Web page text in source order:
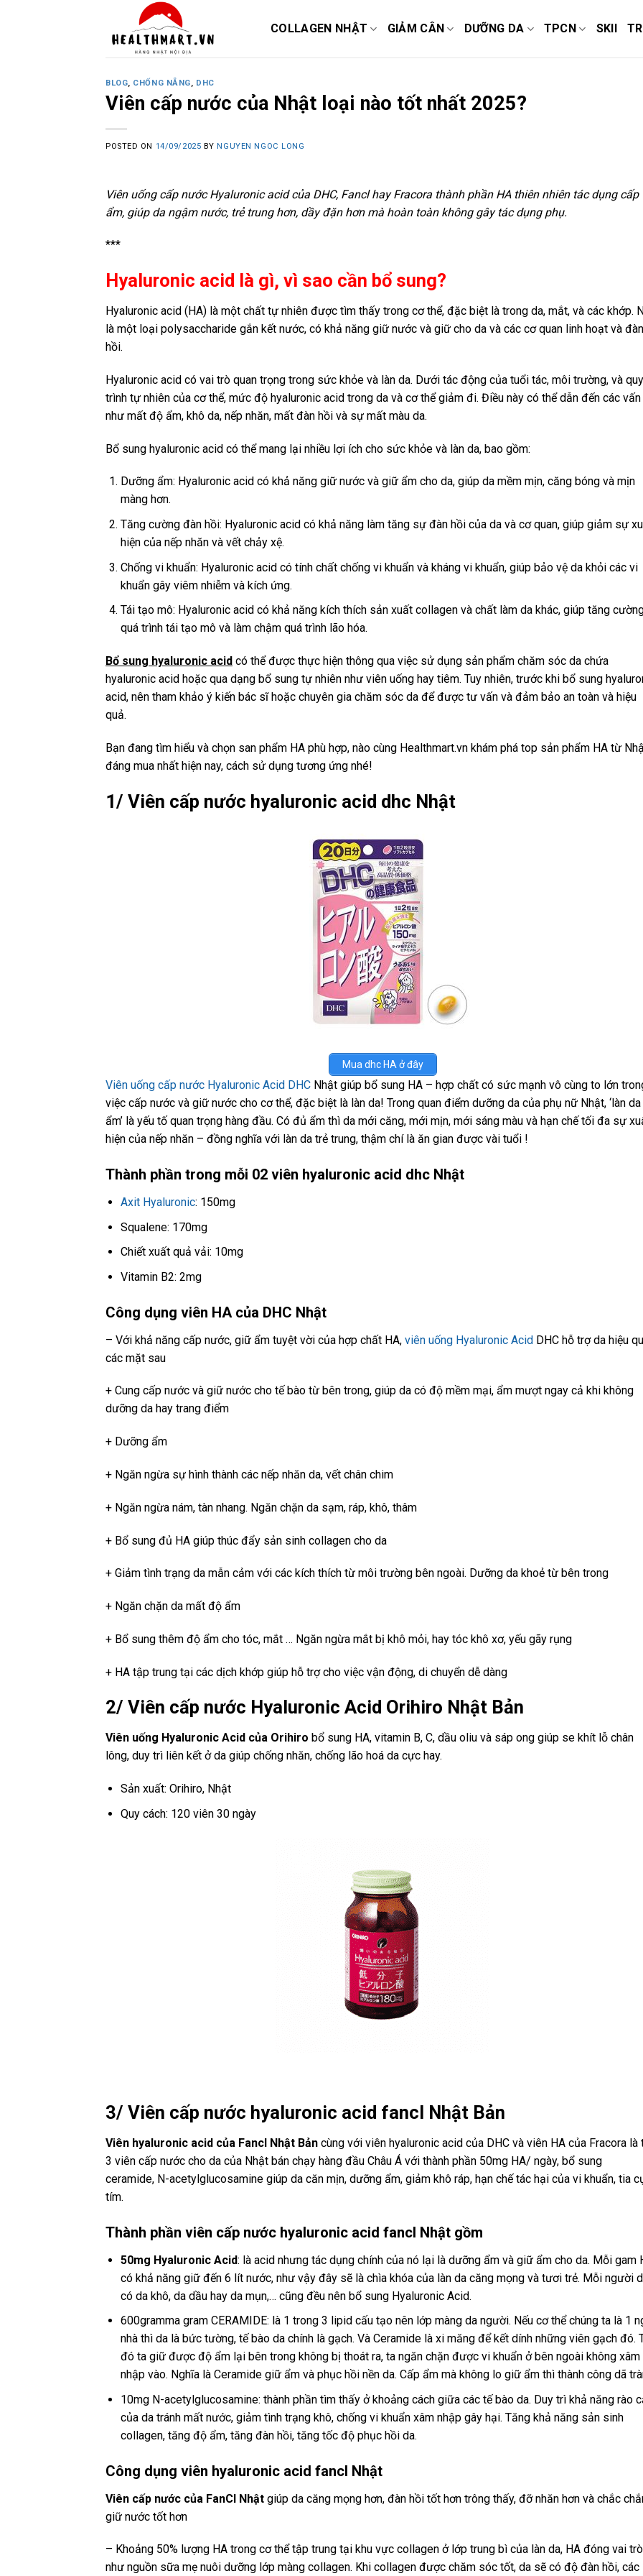
COLLAGEN NHẬT GIẢM CÂN DƯỠNG DA TPCN SKII
BLOG, CHỐNG NẴNG, DHC
Viên cấp nước của Nhật loại nào tốt nhất 2025?
POSTED ON 14/09/2025 BY NGUYEN NGOC LONG
Viên uống cấp nước Hyaluronic acid của DHC, Fancl hay Fracora thành phần HA thiên nhiên tác dụng cấp
ẩm, giúp da ngậm nước, trẻ trung hơn, dầy đặn hơn mà hoàn toàn không gây tác dụng phụ.
***
Hyaluronic acid là gì, vì sao cần bổ sung?
Hyaluronic acid (HA) là một chất tự nhiên được tìm thấy trong cơ thể, đặc biệt là trong da, mắt, và các khớp.
là một loại polysaccharide gắn kết nước, có khả năng giữ nước và giữ cho da và các cơ quan linh hoạt và đàn
hồi.
Hyaluronic acid có vai trò quan trọng trong sức khỏe và làn da. Dưới tác động của tuổi tác, môi trường, và quy
trình tự nhiên của cơ thể, mức độ hyaluronic acid trong da và cơ thể giảm đi. Điều này có thể dẫn đến các
như mất độ ẩm, khô da, nếp nhăn, mất đàn hồi và sự mất màu da.
Bổ sung hyaluronic acid có thể mang lại nhiều lợi ích cho sức khỏe và làn da, bao gồm:
Dưỡng ẩm: Hyaluronic acid có khả năng giữ nước và giữ ẩm cho da, giúp da mềm mịn, căng bóng và mịn
màng hơn.
Tăng cường đàn hồi: Hyaluronic acid có khả năng làm tăng sự đàn hồi của da và cơ quan, giúp giảm sự
hiện của nếp nhăn và vết chảy xệ.
Chống vi khuẩn: Hyaluronic acid có tính chất chống vi khuẩn và kháng vi khuẩn, giúp bảo vệ da khỏi các vi
khuẩn gây viêm nhiễm và kích ứng.
Tái tạo mô: Hyaluronic acid có khả năng kích thích sản xuất collagen và chất làm da khác, giúp tăng
quá trình tái tạo mô và làm chậm quá trình lão hóa.
Bổ sung hyaluronic acid có thể được thực hiện thông qua việc sử dụng sản phẩm chăm sóc da chứa
hyaluronic acid hoặc qua dạng bổ sung tự nhiên như viên uống hay tiêm. Tuy nhiên, trước khi bổ sung
acid, nên tham khảo ý kiến bác sĩ hoặc chuyên gia chăm sóc da để được tư vấn và đảm bảo an toàn và hiệu
quả.
Bạn đang tìm hiểu và chọn san phẩm HA phù hợp, nào cùng Healthmart.vn khám phá top sản phẩm HA từ
đáng mua nhất hiện nay, cách sử dụng tương ứng nhé!
1/ Viên cấp nước hyaluronic acid dhc Nhật
Mua dhc HA ở đây
Viên uống cấp nước Hyaluronic Acid DHC Nhật giúp bổ sung HA – hợp chất có sức mạnh vô cùng to lớn
việc cấp nước và giữ nước cho cơ thể, đặc biệt là làn da! Trong quan điểm dưỡng da của phụ nữ Nhật, ‘làn
ẩm’ là yếu tố quan trọng hàng đầu. Có đủ ẩm thì da mới căng, mới mịn, mới sáng màu và hạn chế tối đa sự
hiện của nếp nhăn – đồng nghĩa với làn da trẻ trung, thậm chí là ăn gian được vài tuổi !
Thành phần trong mỗi 02 viên hyaluronic acid dhc Nhật
Axit Hyaluronic: 150mg
Squalene: 170mg
Chiết xuất quả vải: 10mg
Vitamin B2: 2mg
Công dụng viên HA của DHC Nhật
– Với khả năng cấp nước, giữ ẩm tuyệt vời của hợp chất HA, viên uống Hyaluronic Acid DHC hỗ trợ da hiệu
các mặt sau
+ Cung cấp nước và giữ nước cho tế bào từ bên trong, giúp da có độ mềm mại, ẩm mượt ngay cả khi không
dưỡng da hay trang điểm
+ Dưỡng ẩm
+ Ngăn ngừa sự hình thành các nếp nhăn da, vết chân chim
+ Ngăn ngừa nám, tàn nhang. Ngăn chặn da sạm, ráp, khô, thâm
+ Bổ sung đủ HA giúp thúc đẩy sản sinh collagen cho da
+ Giảm tình trạng da mẫn cảm với các kích thích từ môi trường bên ngoài. Dưỡng da khoẻ từ bên trong
+ Ngăn chặn da mất độ ẩm
+ Bổ sung thêm độ ẩm cho tóc, mắt … Ngăn ngừa mắt bị khô mỏi, hay tóc khô xơ, yếu gãy rụng
+ HA tập trung tại các dịch khớp giúp hỗ trợ cho việc vận động, di chuyển dễ dàng
2/ Viên cấp nước Hyaluronic Acid Orihiro Nhật Bản
Viên uống Hyaluronic Acid của Orihiro bổ sung HA, vitamin B, C, dầu oliu và sáp ong giúp se khít lỗ chân
lông, duy trì liên kết ở da giúp chống nhăn, chống lão hoá da cực hay.
Sản xuất: Orihiro, Nhật
Quy cách: 120 viên 30 ngày
3/ Viên cấp nước hyaluronic acid fancl Nhật Bản
Viên hyaluronic acid của Fancl Nhật Bản cùng với viên hyaluronic acid của DHC và viên HA của Fracora là
3 viên cấp nước cho da của Nhật bán chạy hàng đầu Châu Á với thành phần 50mg HA/ ngày, bổ sung
ceramide, N-acetylglucosamine giúp da căn mịn, dưỡng ẩm, giảm khô ráp, hạn chế tác hại của vi khuẩn, tia
tím.
Thành phần viên cấp nước hyaluronic acid fancl Nhật gồm
50mg Hyaluronic Acid: là acid nhưng tác dụng chính của nó lại là dưỡng ẩm và giữ ẩm cho da. Mỗi gam
có khả năng giữ đến 6 lít nước, như vậy đây sẽ là chìa khóa của làn da căng mọng và tươi trẻ. Mỗi người
có da khô, da dầu hay da mụn,… cũng đều nên bổ sung Hyaluronic Acid.
600gramma gram CERAMIDE: là 1 trong 3 lipid cấu tạo nên lớp màng da người. Nếu cơ thể chúng ta là 1
nhà thì da là bức tường, tế bào da chính là gạch. Và Ceramide là xi măng để kết dính những viên gạch đó.
đó ta giữ được độ ẩm lại bên trong không bị thoát ra, ta ngăn chặn được vi khuẩn ở bên ngoài không xâm
nhập vào. Nghĩa là Ceramide giữ ẩm và phục hồi nền da. Cấp ẩm mà không lo giữ ẩm thì thành công dã
10mg N-acetylglucosamine: thành phần tìm thấy ở khoảng cách giữa các tế bào da. Duy trì khả năng rào
của da tránh mất nước, giảm tình trạng khô, chống vi khuẩn xâm nhập gây hại. Tăng khả năng sản sinh
collagen, tăng độ ẩm, tăng đàn hồi, tăng tốc độ phục hồi da.
Công dụng viên hyaluronic acid fancl Nhật
Viên cấp nước của FanCl Nhật giúp da căng mọng hơn, đàn hồi tốt hơn trông thấy, đỡ nhăn hơn và chắc
giữ nước tốt hơn
– Khoảng 50% lượng HA trong cơ thể tập trung tại khu vực collagen ở lớp trung bì của làn da, HA đóng vai trò
như nguồn sữa mẹ nuôi dưỡng lớp màng collagen. Khi collagen được chăm sóc tốt, da sẽ có độ đàn hồi, các